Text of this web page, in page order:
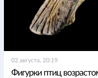
02 августа, 20:19
Фигурки птиц